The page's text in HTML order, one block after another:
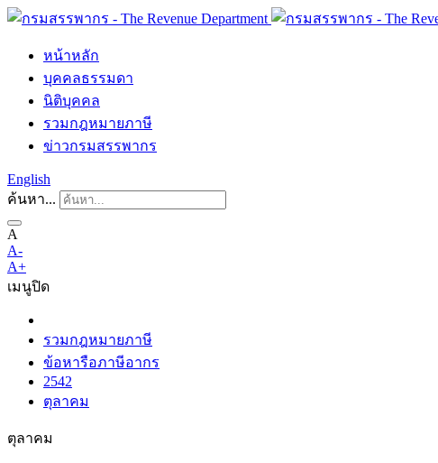
หน้าหลัก
บุคคลธรรมดา
นิติบุคคล
รวมกฎหมายภาษี
ข่าวกรมสรรพากร
English
ค้นหา...
A
A-
A+
เมนูปิด
รวมกฎหมายภาษี
ข้อหารือภาษีอากร
2542
ตุลาคม
ตุลาคม